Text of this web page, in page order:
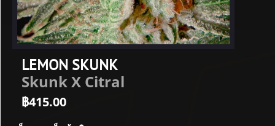
LEMON SKUNK
Skunk X Citral
฿415.00